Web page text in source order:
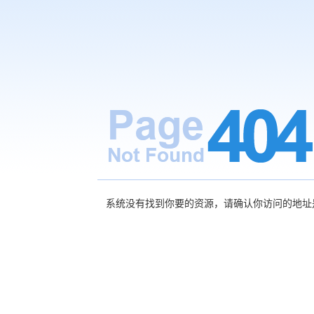
系统没有找到你要的资源，请确认你访问的地